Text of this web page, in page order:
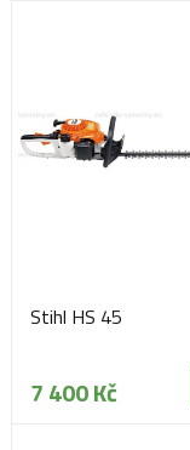
Stihl HS 45
7 400 Kč